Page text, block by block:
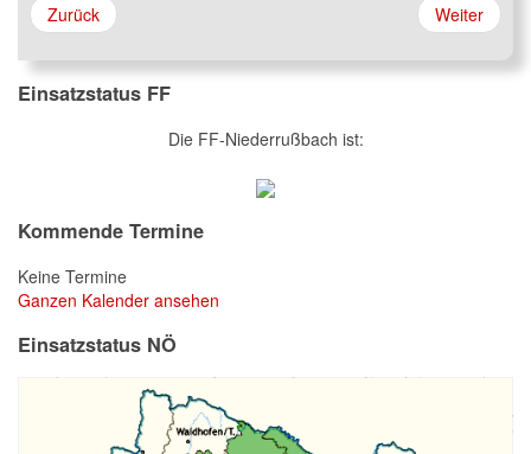
Zurück Weiter
Einsatzstatus FF
Die FF-Niederrußbach ist:
Kommende Termine
Keine Termine
Ganzen Kalender ansehen
Einsatzstatus NÖ